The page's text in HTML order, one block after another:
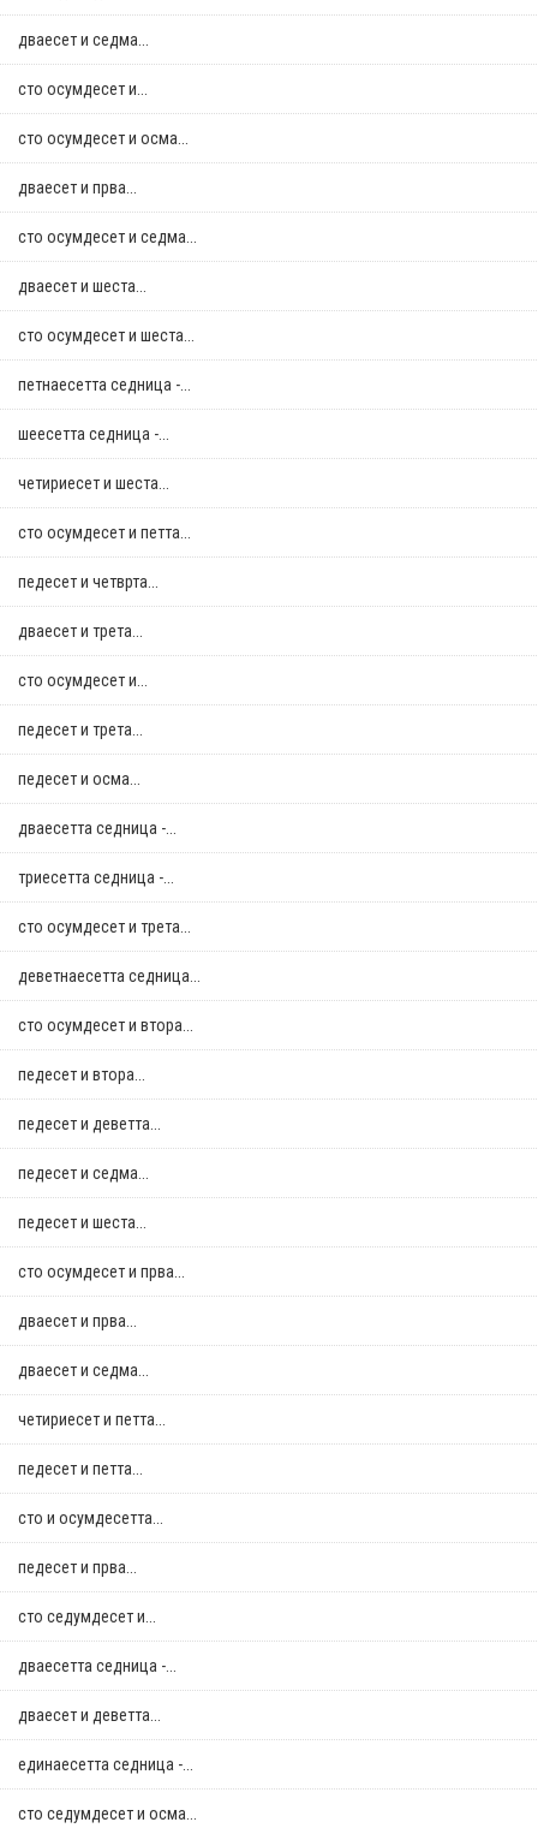
дваесет и седма...
сто осумдесет и...
сто осумдесет и осма...
дваесет и прва...
сто осумдесет и седма...
дваесет и шеста...
сто осумдесет и шеста...
петнаесетта седница -...
шеесетта седница -...
четириесет и шеста...
сто осумдесет и петта...
педесет и четврта...
дваесет и трета...
сто осумдесет и...
педесет и трета...
педесет и осма...
дваесетта седница -...
триесетта седница -...
сто осумдесет и трета...
деветнаесетта седница...
сто осумдесет и втора...
педесет и втора...
педесет и деветта...
педесет и седма...
педесет и шеста...
сто осумдесет и прва...
дваесет и прва...
дваесет и седма...
четириесет и петта...
педесет и петта...
сто и осумдесетта...
педесет и прва...
сто седумдесет и...
дваесетта седница -...
дваесет и деветта...
единаесетта седница -...
сто седумдесет и осма...